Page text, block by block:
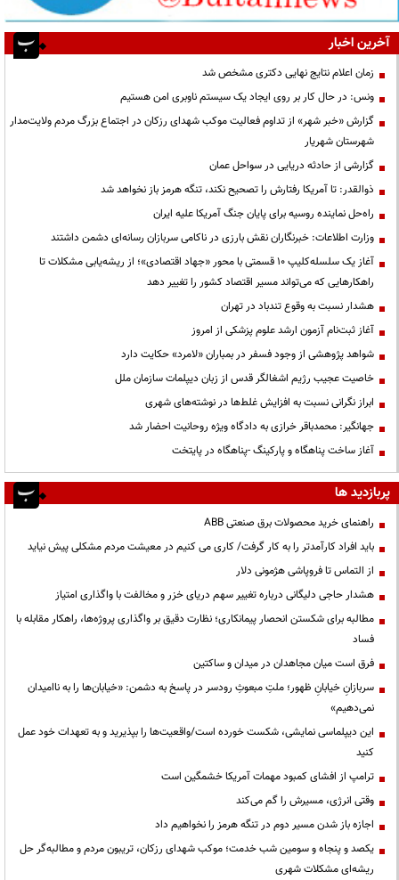
آخرین اخبار
زمان اعلام نتایج نهایی دکتری مشخص شد
ونس: در حال کار بر روی ایجاد یک سیستم ناوبری امن هستیم
گزارش «خبر شهر» از تداوم فعالیت موکب شهدای رزکان در اجتماع بزرگ مردم ولایت‌مدار
شهرستان شهریار
گزارشی از حادثه دریایی در سواحل عمان
ذوالقدر: تا آمریکا رفتارش را تصحیح نکند، تنگه هرمز باز نخواهد شد
راه‌حل نماینده روسیه برای پایان جنگ آمریکا علیه ایران
وزارت اطلاعات: خبرنگاران نقش بارزی در ناکامی سربازان رسانه‌ای دشمن داشتند
آغاز یک سلسله‌کلیپ ۱۰ قسمتی با محور «جهاد اقتصادی»؛ از ریشه‌یابی مشکلات تا
راهکارهایی که می‌تواند مسیر اقتصاد کشور را تغییر دهد
هشدار نسبت به وقوع تندباد در تهران
آغاز ثبت‌نام آزمون ارشد علوم پزشکی از امروز
شواهد پژوهشی از وجود فسفر در بمباران «لامرد» حکایت دارد
خاصیت عجیب رژیم اشغالگر قدس از زبان دیپلمات سازمان ملل
ابراز نگرانی نسبت به افزایش غلط‌ها در نوشته‌های شهری
جهانگیر: محمدباقر خرازی به دادگاه ویژه روحانیت احضار شد
آغاز ساخت پناهگاه و پارکینگ -پناهگاه در پایتخت
پربازدید ها
راهنمای خرید محصولات برق صنعتی ABB
باید افراد کارآمدتر را به کار گرفت/ کاری می کنیم در معیشت مردم مشکلی پیش نیاید
از التماس تا فروپاشی هژمونی دلار
هشدار حاجی دلیگانی درباره تغییر سهم دریای خزر و مخالفت با واگذاری امتیاز
مطالبه برای شکستن انحصار پیمانکاری؛ نظارت دقیق بر واگذاری پروژه‌ها، راهکار مقابله با
فساد
فرق است میان مجاهدان در میدان و ساکتین
سربازانِ خیابانِ ظهور؛ ملتِ مبعوثِ رودسر در پاسخ به دشمن: «خیابان‌ها را به ناامیدان
نمی‌دهیم»
این دیپلماسی نمایشی، شکست خورده است/واقعیت‌ها را بپذیرید و به تعهدات خود عمل
کنید
ترامپ از افشای کمبود مهمات آمریکا خشمگین است
وقتی انرژی، مسیرش را گم می‌کند
اجازه باز شدن مسیر دوم در تنگه هرمز را نخواهیم داد
یکصد و پنجاه و سومین شب خدمت؛ موکب شهدای رزکان، تریبون مردم و مطالبه‌گر حل
ریشه‌ای مشکلات شهری